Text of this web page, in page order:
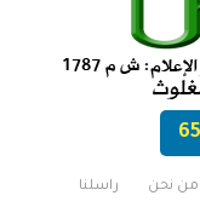
من نحن راسلنا